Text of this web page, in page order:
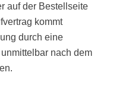
auf der Bestellseite
kommt
durch eine
nach dem